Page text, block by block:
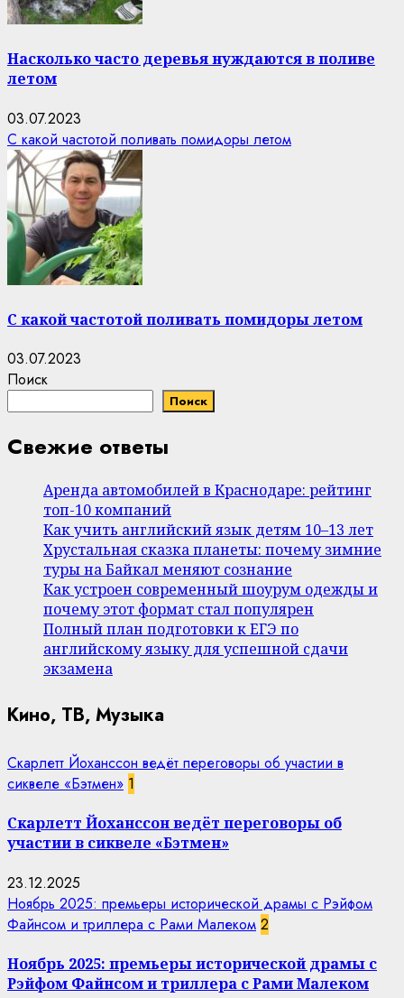
Насколько часто деревья нуждаются в поливе
летом
03.07.2023
С какой частотой поливать помидоры летом
С какой частотой поливать помидоры летом
03.07.2023
Поиск
Поиск
Свежие ответы
Аренда автомобилей в Краснодаре: рейтинг
топ-10 компаний
Как учить английский язык детям 10–13 лет
Хрустальная сказка планеты: почему зимние
туры на Байкал меняют сознание
Как устроен современный шоурум одежды и
почему этот формат стал популярен
Полный план подготовки к ЕГЭ по
английскому языку для успешной сдачи
экзамена
Кино, ТВ, Музыка
Скарлетт Йоханссон ведёт переговоры об участии в
сиквеле «Бэтмен» 1
Скарлетт Йоханссон ведёт переговоры об
участии в сиквеле «Бэтмен»
23.12.2025
Ноябрь 2025: премьеры исторической драмы с Рэйфом
Файнсом и триллера с Рами Малеком 2
Ноябрь 2025: премьеры исторической драмы с
Рэйфом Файнсом и триллера с Рами Малеком